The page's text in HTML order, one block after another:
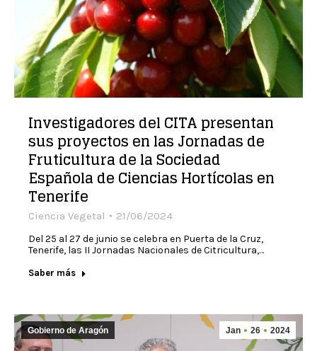
Investigadores del CITA presentan
sus proyectos en las Jornadas de
Fruticultura de la Sociedad
Española de Ciencias Hortícolas en
Tenerife
Ciencia Vegetal 21/06/2024
Del 25 al 27 de junio se celebra en Puerta de la Cruz,
Tenerife, las II Jornadas Nacionales de Citricultura,…
Saber más
Jan 26 2024
Gobierno de Aragón